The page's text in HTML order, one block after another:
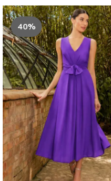
40%